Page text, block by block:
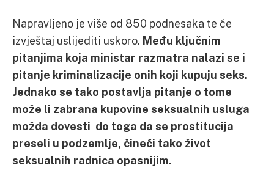
Napravljeno je više od 850 podnesaka te će
izvještaj uslijediti uskoro. Među ključnim
pitanjima koja ministar razmatra nalazi se i
pitanje kriminalizacije onih koji kupuju seks.
Jednako se tako postavlja pitanje o tome
može li zabrana kupovine seksualnih usluga
možda dovesti do toga da se prostitucija
preseli u podzemlje, čineći tako život
seksualnih radnica opasnijim.